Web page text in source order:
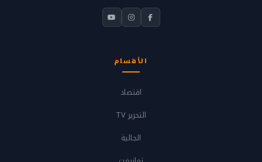
الأقسام
اقتصاد
التحرير TV
الجالية